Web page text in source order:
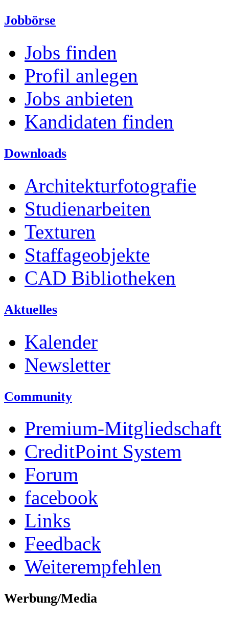
Jobbörse
Jobs finden
Profil anlegen
Jobs anbieten
Kandidaten finden
Downloads
Architekturfotografie
Studienarbeiten
Texturen
Staffageobjekte
CAD Bibliotheken
Aktuelles
Kalender
Newsletter
Community
Premium-Mitgliedschaft
CreditPoint System
Forum
facebook
Links
Feedback
Weiterempfehlen
Werbung/Media